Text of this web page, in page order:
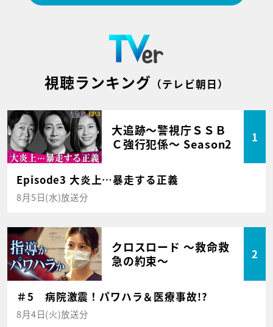
視聴ランキング （テレビ朝日）
大追跡～警視庁ＳＳＢ
Ｃ強行犯係～ Season2
1
Episode3 大炎上…暴走する正義
8月5日(水)放送分
クロスロード ～救命救
急の約束～
2
＃5 病院激震！パワハラ＆医療事故!?
8月4日(火)放送分